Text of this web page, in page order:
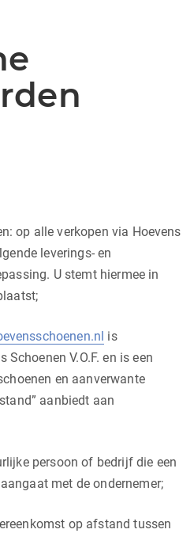
op alle verkopen via Hoevens
leverings- en
U stemt hiermee in
is
V.O.F. en is een
en aanverwante
aanbiedt aan
persoon of bedrijf die een
met de ondernemer;
op afstand tussen